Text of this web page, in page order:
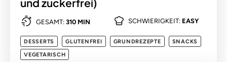
GESAMT: 310 MIN SCHWIERIGKEIT: EASY
DESSERTS GLUTENFREI GRUNDREZEPTE
SNACKS
VEGETARISCH